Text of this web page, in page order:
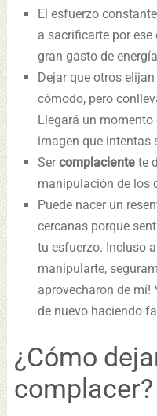
El esfuerzo
a sacrificarte por
gran gasto de
Dejar que otros
cómodo, pero
Llegará un
imagen que intentas
Sercomplacientete
manipulación de los
Puede nacer un
cercanas porque
tu esfuerzo. Incluso
manipularte,
aprovecharon de mí!
de nuevo haciendo
¿Cómo
complacer?